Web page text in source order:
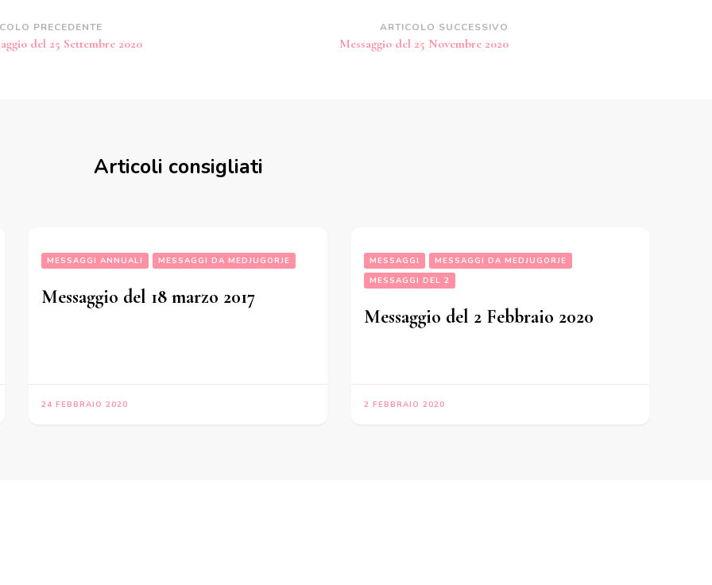
PRECEDENTE
del 25 Settembre 2020
ARTICOLO SUCCESSIVO
Messaggio del 25 Novembre 2020
Articoli consigliati
MESSAGGI ANNUALI MESSAGGI DA MEDJUGORJE
Messaggio del 18 marzo 2017
24 FEBBRAIO 2020
MESSAGGI
MESSAGGI DA MEDJUGORJE
MESSAGGI DEL 2
Messaggio del 2 Febbraio 2020
2 FEBBRAIO 2020